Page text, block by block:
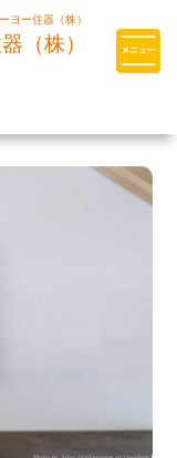
ヨー住器（株）
（株）